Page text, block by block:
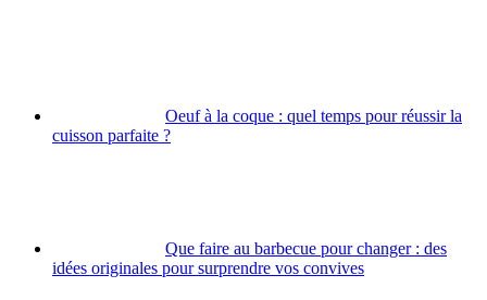
Oeuf à la coque : quel temps pour réussir la
cuisson parfaite ?
Que faire au barbecue pour changer : des
idées originales pour surprendre vos convives